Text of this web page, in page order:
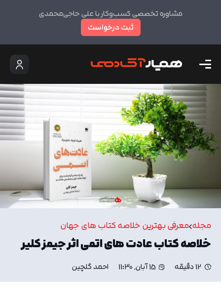
مشاوره تخصصی کسب‌وکار با علی حاجی‌محمدی
ثبت درخواست
مجله معرفی بهترین خلاصه کتاب های جهان
خلاصه کتاب عادت های اتمی اثر جیمز کلیر
12 دقیقه 15 آبان, 11:30 احمد گلچین